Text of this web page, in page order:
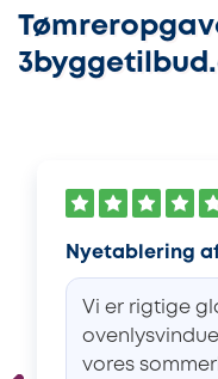
Nyetablering
Vi er rigtige
vores